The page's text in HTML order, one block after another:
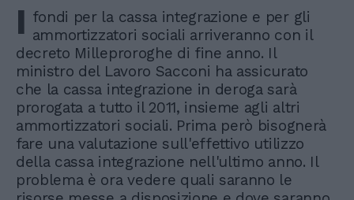
I fondi per la cassa integrazione e per gli
ammortizzatori sociali arriveranno con il
decreto Milleproroghe di fine anno. Il
ministro del Lavoro Sacconi ha assicurato
che la cassa integrazione in deroga sarà
prorogata a tutto il 2011, insieme agli altri
ammortizzatori sociali. Prima però bisognerà
fare una valutazione sull'effettivo utilizzo
della cassa integrazione nell'ultimo anno. Il
problema è ora vedere quali saranno le